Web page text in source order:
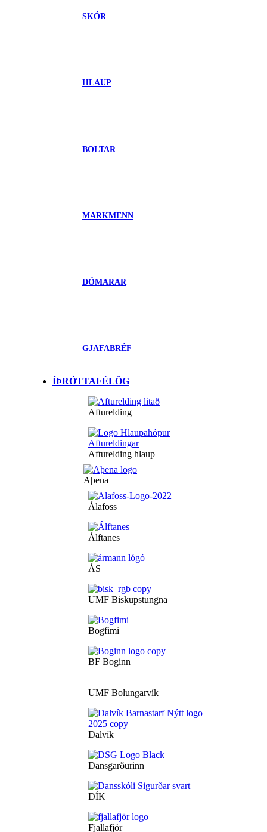
SKÓR
HLAUP
BOLTAR
MARKMENN
DÓMARAR
GJAFABRÉF
ÍÞRÓTTAFÉLÖG
Afturelding
Afturelding hlaup
Aþena
Álafoss
Álftanes
ÁS
UMF Biskupstungna
Bogfimi
BF Boginn
UMF Bolungarvík
Dalvík
Dansgarðurinn
DÍK
Fjallafjör